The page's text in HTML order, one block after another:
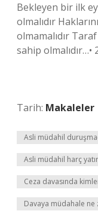
Bekleyen bir ilk
olmalıdır
olmamalıdır
sahip olmalıdır…•
Tarih: Makaleler
Asli müdahil
Asli müdahil harç
Ceza davasında
Davaya müdahale